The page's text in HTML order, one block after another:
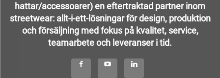
hattar/accessoarer) en eftertraktad partner inom
streetwear: allt-i-ett-lösningar för design, produktion
och försäljning med fokus på kvalitet, service,
teamarbete och leveranser i tid.